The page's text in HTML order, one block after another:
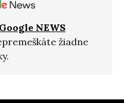
NEWS
žiadne